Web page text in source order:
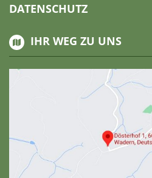
DATENSCHUTZ
IHR WEG ZU UNS